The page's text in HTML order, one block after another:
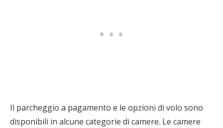
Il parcheggio a pagamento e le opzioni di volo sono
disponibili in alcune categorie di camere. Le camere